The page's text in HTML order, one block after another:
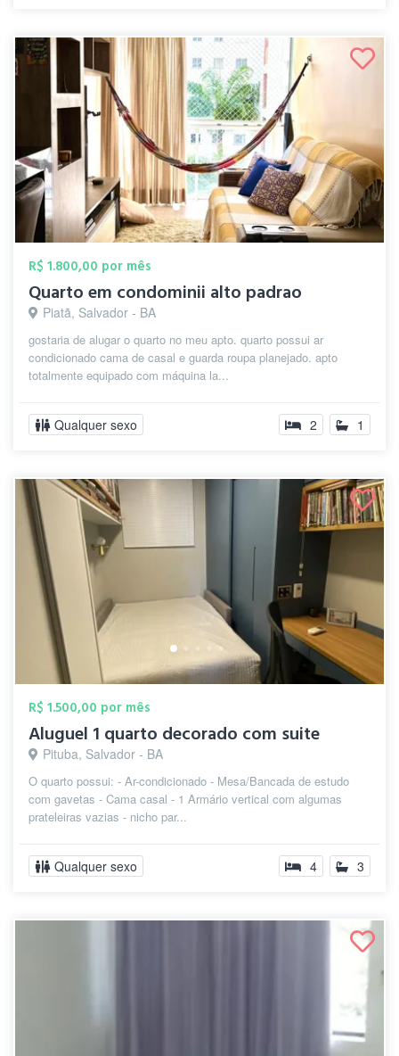
R$ 1.800,00 por mês
Quarto em condominii alto padrao
Piatã, Salvador - BA
gostaria de alugar o quarto no meu apto. quarto possui ar
condicionado cama de casal e guarda roupa planejado. apto
totalmente equipado com máquina la...
Qualquer sexo 2 1
R$ 1.500,00 por mês
Aluguel 1 quarto decorado com suite
Pituba, Salvador - BA
O quarto possui: - Ar-condicionado - Mesa/Bancada de estudo
com gavetas - Cama casal - 1 Armário vertical com algumas
prateleiras vazias - nicho par...
Qualquer sexo 4 3